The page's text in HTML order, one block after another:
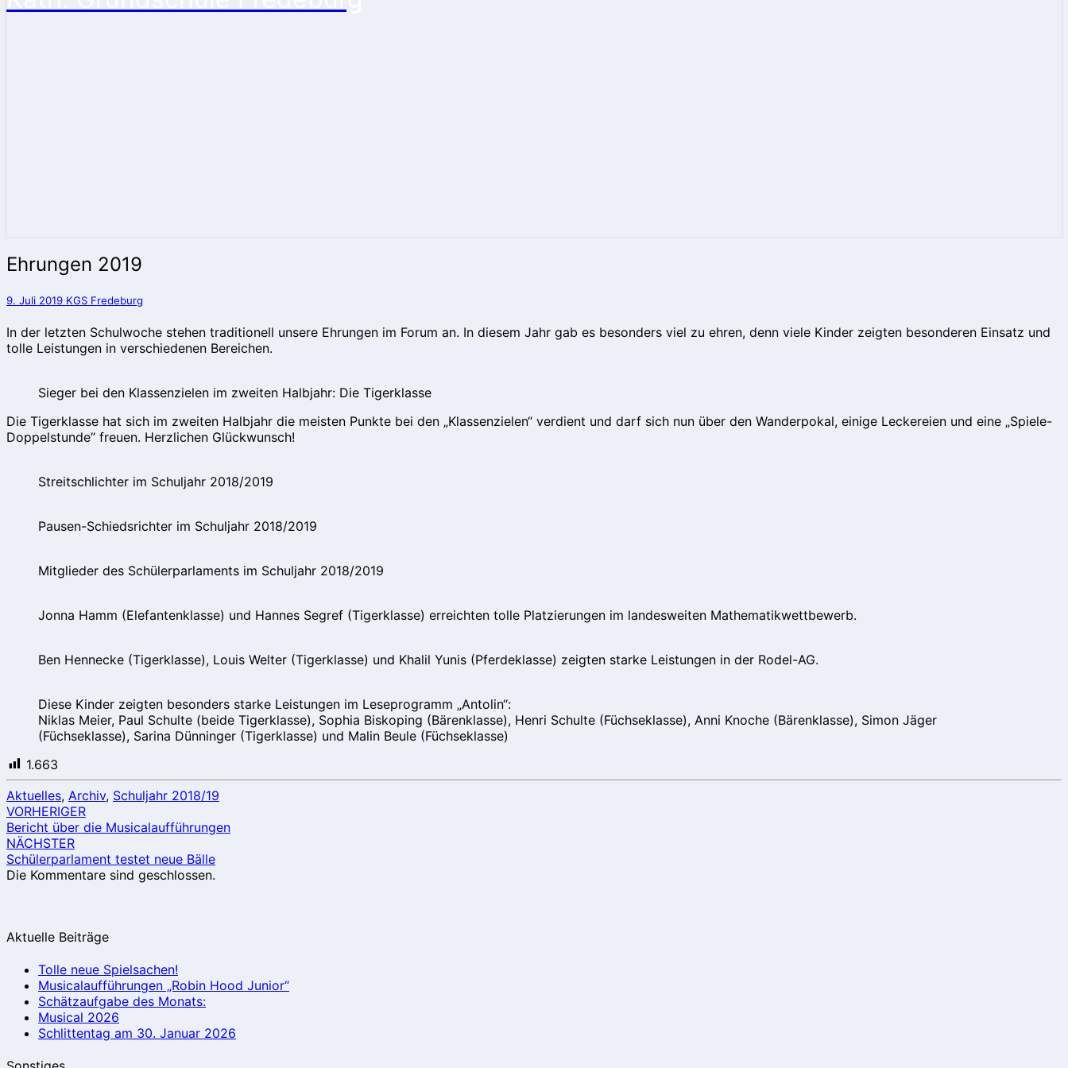
Ehrungen
2019
Ehrungen 2019
9. Juli 2019 KGS Fredeburg
In der letzten Schulwoche stehen traditionell unsere Ehrungen im Forum an. In diesem Jahr gab es besonders viel zu ehren, denn viele Kinder zeigten besonderen Einsatz und
tolle Leistungen in verschiedenen Bereichen.
Sieger bei den Klassenzielen im zweiten Halbjahr: Die Tigerklasse
Die Tigerklasse hat sich im zweiten Halbjahr die meisten Punkte bei den „Klassenzielen“ verdient und darf sich nun über den Wanderpokal, einige Leckereien und eine „Spiele-
Doppelstunde“ freuen. Herzlichen Glückwunsch!
Streitschlichter im Schuljahr 2018/2019
Pausen-Schiedsrichter im Schuljahr 2018/2019
Mitglieder des Schülerparlaments im Schuljahr 2018/2019
Jonna Hamm (Elefantenklasse) und Hannes Segref (Tigerklasse) erreichten tolle Platzierungen im landesweiten Mathematikwettbewerb.
Ben Hennecke (Tigerklasse), Louis Welter (Tigerklasse) und Khalil Yunis (Pferdeklasse) zeigten starke Leistungen in der Rodel-AG.
Diese Kinder zeigten besonders starke Leistungen im Leseprogramm „Antolin“:
Niklas Meier, Paul Schulte (beide Tigerklasse), Sophia Biskoping (Bärenklasse), Henri Schulte (Füchseklasse), Anni Knoche (Bärenklasse), Simon Jäger
(Füchseklasse), Sarina Dünninger (Tigerklasse) und Malin Beule (Füchseklasse)
1.663
Aktuelles, Archiv, Schuljahr 2018/19
Beitragsnavigation
VORHERIGER
Bericht über die Musicalaufführungen
NÄCHSTER
Schülerparlament testet neue Bälle
Die Kommentare sind geschlossen.
Aktuelle Beiträge
Tolle neue Spielsachen!
Musicalaufführungen „Robin Hood Junior“
Schätzaufgabe des Monats:
Musical 2026
Schlittentag am 30. Januar 2026